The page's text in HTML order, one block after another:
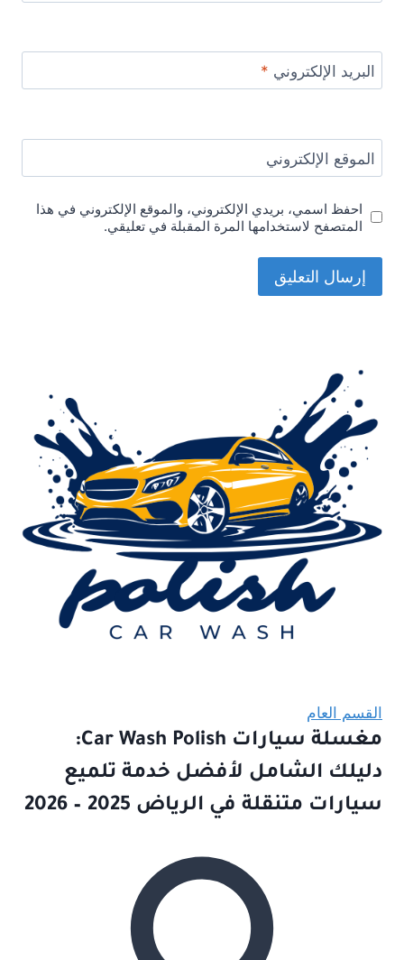
البريد الإلكتروني *
الموقع الإلكتروني
احفظ اسمي، بريدي الإلكتروني، والموقع الإلكتروني في هذا
المتصفح لاستخدامها المرة المقبلة في تعليقي.
القسم العام
مغسلة سيارات Car Wash Polish:
دليلك الشامل لأفضل خدمة تلميع
سيارات متنقلة في الرياض 2025 – 2026